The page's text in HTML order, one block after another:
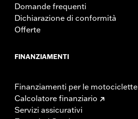
Domande frequenti
Dichiarazione di conformità
Offerte
FINANZIAMENTI
Finanziamenti per le motociclette
Calcolatore finanziario
Servizi assicurativi